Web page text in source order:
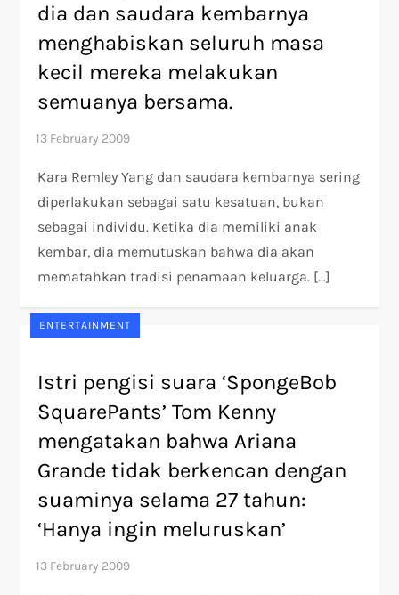
dia dan saudara kembarnya
menghabiskan seluruh masa
kecil mereka melakukan
semuanya bersama.
Kara Remley Yang dan saudara kembarnya sering
diperlakukan sebagai satu kesatuan, bukan
sebagai individu. Ketika dia memiliki anak
kembar, dia memutuskan bahwa dia akan
mematahkan tradisi penamaan keluarga. […]
ENTERTAINMENT
Istri pengisi suara ‘SpongeBob
SquarePants’ Tom Kenny
mengatakan bahwa Ariana
Grande tidak berkencan dengan
suaminya selama 27 tahun:
‘Hanya ingin meluruskan’